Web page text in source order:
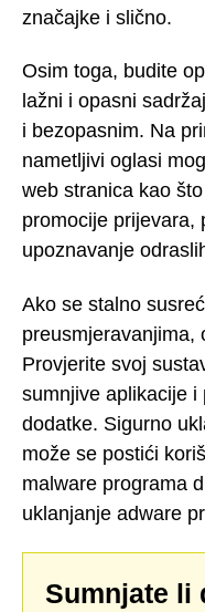
značajke i slično.
Osim toga, budite
lažni i opasni
i bezopasnim. Na
nametljivi oglasi
web stranica kao
promocije prijevara,
upoznavanje
Ako se stalno
preusmjeravanjima,
Provjerite svoj
sumnjive aplikacije i
dodatke. Sigurno
može se postići
malware programa
uklanjanje adware
Sumnjate li